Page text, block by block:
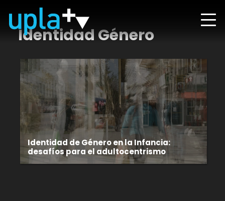
Identidad Género
Identidad de Género en la Infancia:
desafíos para el adultocentrismo